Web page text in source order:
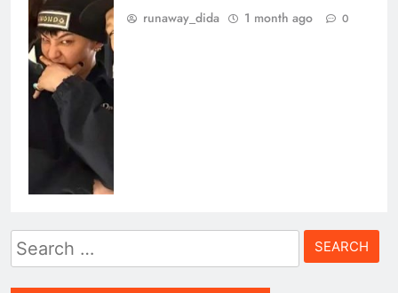
runaway_dida 1 month ago 0
Search
for: